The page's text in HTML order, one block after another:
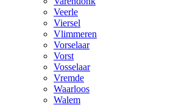
Veerle
Viersel
Vlimmeren
Vorselaar
Vorst
Vosselaar
Vremde
Waarloos
Walem